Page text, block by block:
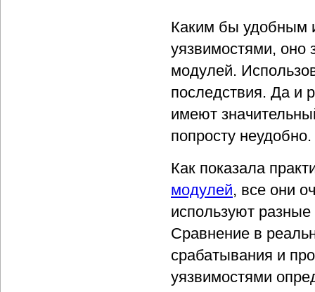
Каким бы удобным
уязвимостями, оно
модулей.
последствия. Да и
имеют
попросту неудобно.
Как показала
модулей, все они
используют
Сравнение в
срабатывания и
уязвимостями